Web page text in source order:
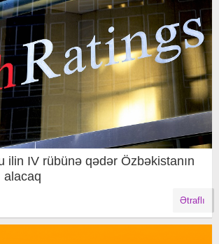
ilin IV rübünə qədər Özbəkistanın
alacaq
Ətraflı